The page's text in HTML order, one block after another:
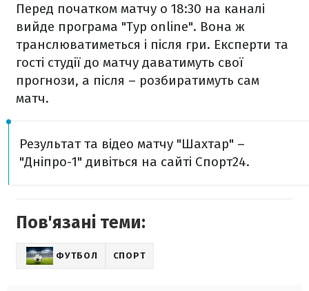
Перед початком матчу о 18:30 на каналі
вийде програма "Тур online". Вона ж
транслюватиметься і після гри. Експерти та
гості студії до матчу даватимуть свої
прогнози, а після – розбиратимуть сам
матч.
Результат та відео матчу "Шахтар" –
"Дніпро-1" дивіться на сайті Спорт24.
Пов'язані теми:
ФУТБОЛ СПОРТ